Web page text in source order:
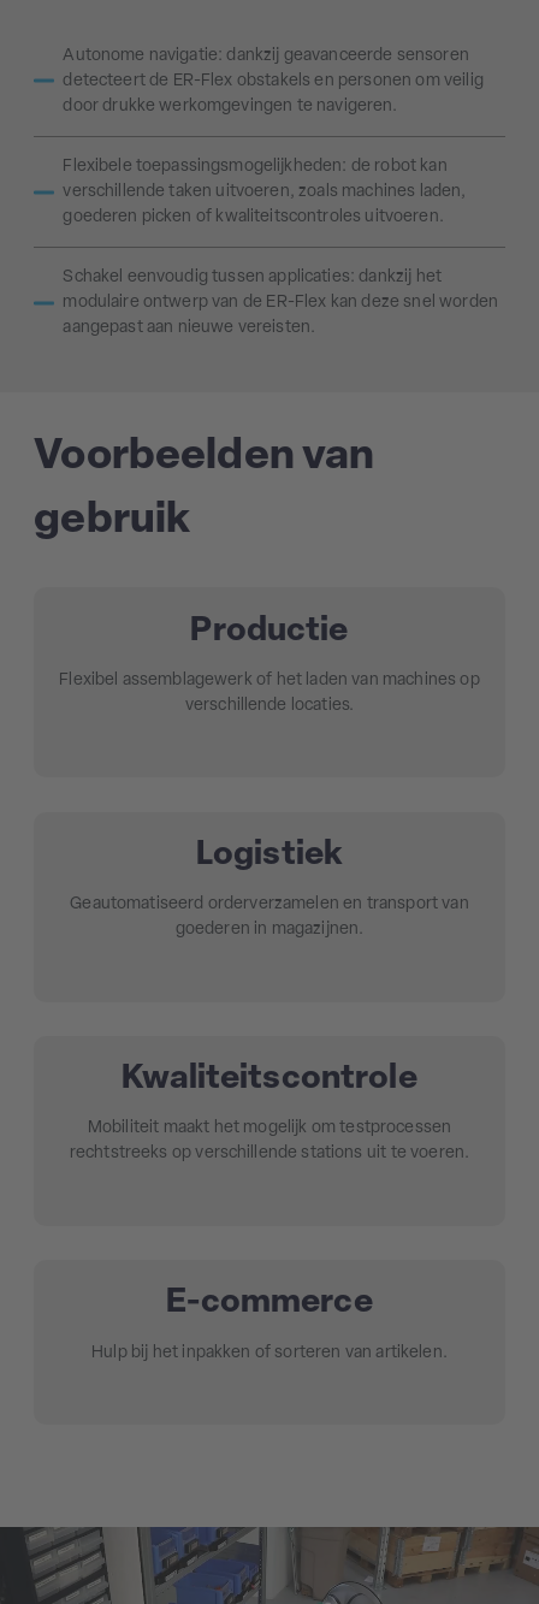
Autonome navigatie: dankzij geavanceerde sensoren
detecteert de ER-Flex obstakels en personen om veilig
door drukke werkomgevingen te navigeren.
Flexibele toepassingsmogelijkheden: de robot kan
verschillende taken uitvoeren, zoals machines laden,
goederen picken of kwaliteitscontroles uitvoeren.
Schakel eenvoudig tussen applicaties: dankzij het
modulaire ontwerp van de ER-Flex kan deze snel worden
aangepast aan nieuwe vereisten.
Voorbeelden van
gebruik
Productie
Flexibel assemblagewerk of het laden van machines op
verschillende locaties.
Logistiek
Geautomatiseerd orderverzamelen en transport van
goederen in magazijnen.
Kwaliteitscontrole
Mobiliteit maakt het mogelijk om testprocessen
rechtstreeks op verschillende stations uit te voeren.
E-commerce
Hulp bij het inpakken of sorteren van artikelen.